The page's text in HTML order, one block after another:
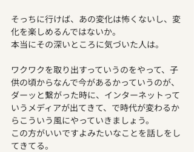
そっちに行けば、あの変化は怖くないし、変
化を楽しめるんではないか。
本当にその深いところに気づいた人は。
ワクワクを取り出すっていうのをやって、子
供の頃からなんで今があるかっていうのが、
ダーッと繋がった時に、インターネットって
いうメディアが出てきて、で時代が変わるか
らこういう風にやっていきましょう。
この方がいいですよみたいなことを話しをし
てきてる。